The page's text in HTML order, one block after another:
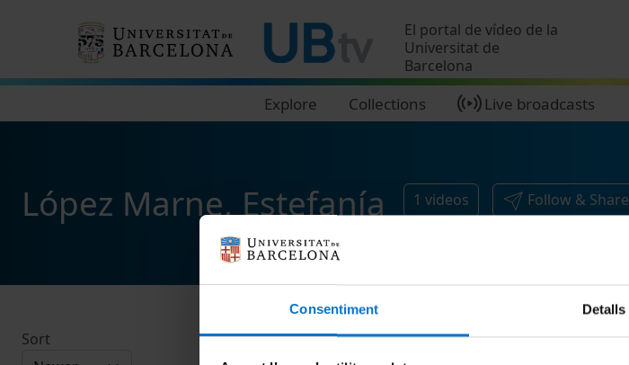
Consentiment Detalls
El portal de vídeo de la
Universitat de
Barcelona
Explore Collections Live broadcasts
López Marne, Estefanía 1 videos Follow & Share
Sort